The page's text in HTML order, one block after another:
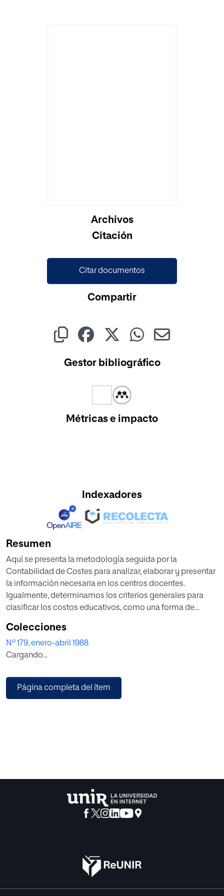
Archivos
Citación
Citar documentos
Compartir
Gestor bibliográfico
Métricas e impacto
Indexadores
Resumen
Aquí se presenta la metodología seguida por la
Contabilidad de Costes para analizar, elaborar y presentar
la información necesaria en los centros docentes.
Igualmente, determinamos los criterios generales para
clasificar los costos educativos, como una forma de
del costo. Eso servirá para dar una mejor información a
quienes son responsables de tomar decisiones en los
centros de enseñanza.
Colecciones
Nº 179, enero-abril 1988
Cargando...
Página completa del ítem